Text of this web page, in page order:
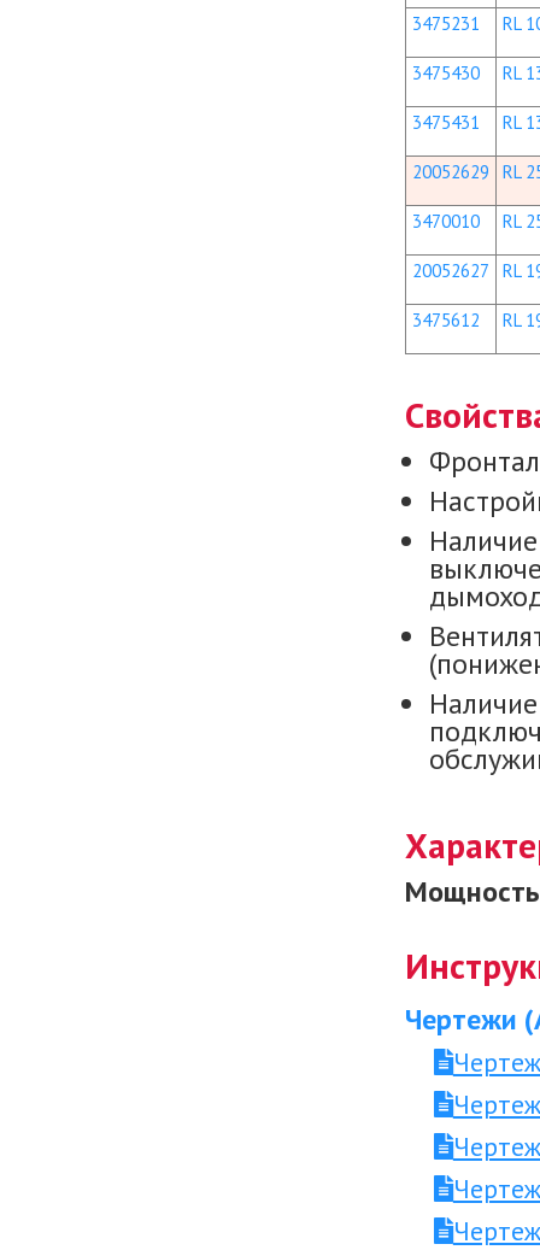
3475231 RL
3475430 RL
3475431 RL
20052629 RL
3470010 RL
20052627 RL
3475612 RL
Мощность
Чертежи